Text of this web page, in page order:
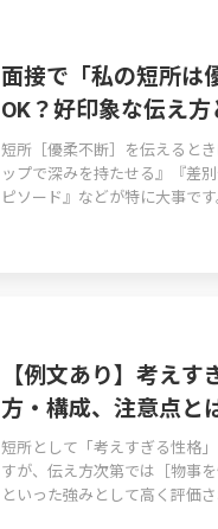
面接で「私の短所は
OK？好印象な伝え方
短所［優柔不断］を伝えると
ップで深みを持たせる』『差
ピソード』などが特に大事です
【例文あり】考え
方・構成、注意点と
短所として「考えすぎる性格
すが、伝え方次第では［物事
といった強みとして高く評価